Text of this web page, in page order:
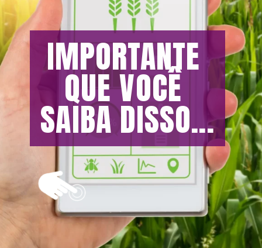
IMPORTANTE
QUE VOCÊ
SAIBA DISSO...